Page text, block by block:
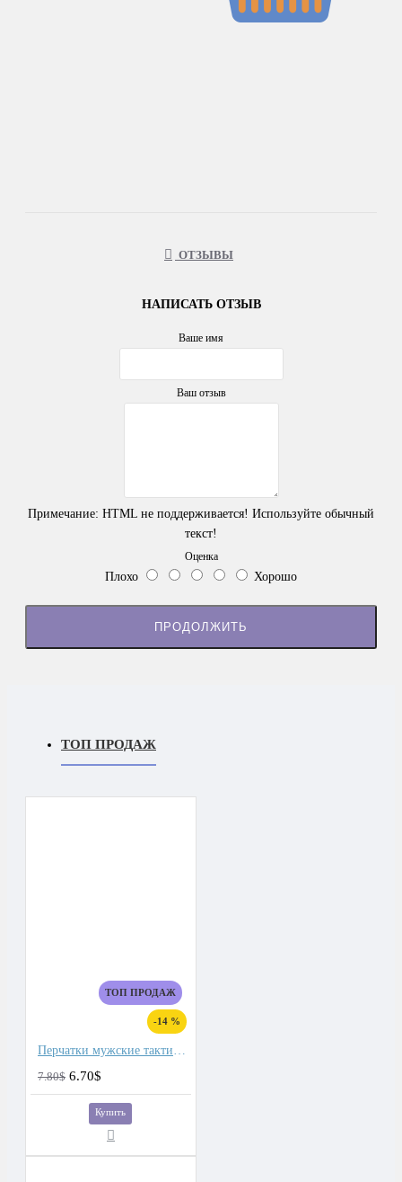
ОТЗЫВЫ
НАПИСАТЬ ОТЗЫВ
Ваше имя
Ваш отзыв
Примечание: HTML не поддерживается! Используйте обычный
текст!
Оценка
Плохо Хорошо
ПРОДОЛЖИТЬ
ТОП ПРОДАЖ
ТОП ПРОДАЖ
-14 %
Перчатки мужские тактические
7.80$ 6.70$
Купить